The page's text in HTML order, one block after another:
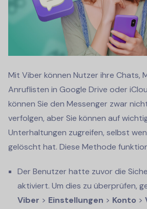
Mit Viber können Nutzer ihre Chats,
Anruflisten in Google Drive oder
können Sie den Messenger zwar
verfolgen, aber Sie können auf
Unterhaltungen zugreifen, selbst
gelöscht hat. Diese Methode
Der Benutzer hatte zuvor die
aktiviert. Um dies zu überprüfen,
Viber > Einstellungen > Konto >